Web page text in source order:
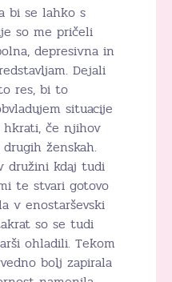
bi se lahko s
so me pričeli
depresivna in
Dejali
res, bi to
situacije
če njihov
ženskah.
družini kdaj tudi
te stvari gotovo
v enostarševski
so se tudi
ohladili. Tekom
bolj zapirala